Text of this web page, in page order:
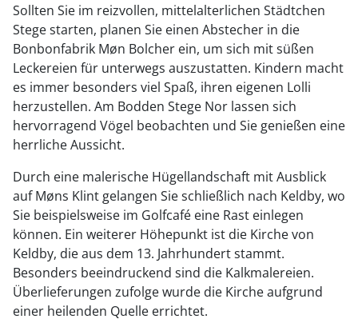
Sollten Sie im reizvollen, mittelalterlichen Städtchen
Stege starten, planen Sie einen Abstecher in die
Bonbonfabrik Møn Bolcher ein, um sich mit süßen
Leckereien für unterwegs auszustatten. Kindern macht
es immer besonders viel Spaß, ihren eigenen Lolli
herzustellen. Am Bodden Stege Nor lassen sich
hervorragend Vögel beobachten und Sie genießen eine
herrliche Aussicht.
Durch eine malerische Hügellandschaft mit Ausblick
auf Møns Klint gelangen Sie schließlich nach Keldby, wo
Sie beispielsweise im Golfcafé eine Rast einlegen
können. Ein weiterer Höhepunkt ist die Kirche von
Keldby, die aus dem 13. Jahrhundert stammt.
Besonders beeindruckend sind die Kalkmalereien.
Überlieferungen zufolge wurde die Kirche aufgrund
einer heilenden Quelle errichtet.